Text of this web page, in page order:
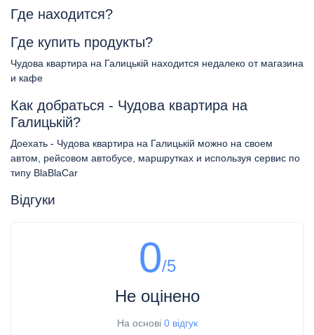
Где находится?
Где купить продукты?
Чудова квартира на Галицькій находится недалеко от магазина
и кафе
Как добраться - Чудова квартира на
Галицькій?
Доехать - Чудова квартира на Галицькій можно на своем
автом, рейсовом автобусе, маршрутках и используя сервис по
типу BlaBlaCar
Відгуки
0/5
Не оцінено
На основі 0 відгук